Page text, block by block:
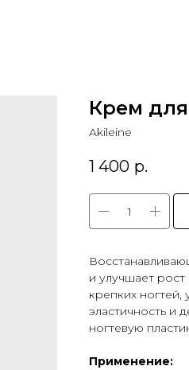
Крем для
Akileine
1 400 р.
и улучшает
крепких ногтей,
эластичность и
ногтевую
Применение: